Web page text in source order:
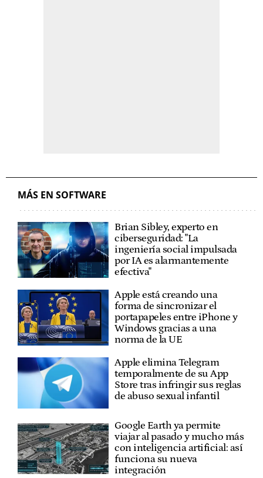
MÁS EN SOFTWARE
Brian Sibley, experto en
ciberseguridad: "La
ingeniería social impulsada
por IA es alarmantemente
efectiva"
Apple está creando una
forma de sincronizar el
portapapeles entre iPhone y
Windows gracias a una
norma de la UE
Apple elimina Telegram
temporalmente de su App
Store tras infringir sus reglas
de abuso sexual infantil
Google Earth ya permite
viajar al pasado y mucho más
con inteligencia artificial: así
funciona su nueva
integración